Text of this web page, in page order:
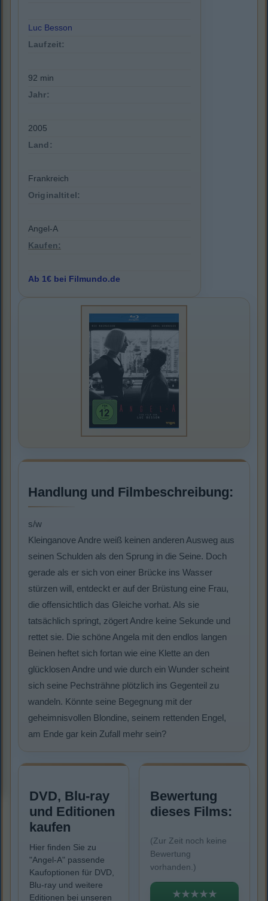
Luc Besson
Laufzeit:
92 min
Jahr:
2005
Land:
Frankreich
Originaltitel:
Angel-A
Kaufen:
Ab 1€ bei Filmundo.de
Handlung und Filmbeschreibung:
s/w
Kleinganove Andre weiß keinen anderen Ausweg aus
seinen Schulden als den Sprung in die Seine. Doch
gerade als er sich von einer Brücke ins Wasser
stürzen will, entdeckt er auf der Brüstung eine Frau,
die offensichtlich das Gleiche vorhat. Als sie
tatsächlich springt, zögert Andre keine Sekunde und
rettet sie. Die schöne Angela mit den endlos langen
Beinen heftet sich fortan wie eine Klette an den
glücklosen Andre und wie durch ein Wunder scheint
sich seine Pechsträhne plötzlich ins Gegenteil zu
wandeln. Könnte seine Begegnung mit der
geheimnisvollen Blondine, seinem rettenden Engel,
am Ende gar kein Zufall mehr sein?
DVD, Blu-ray
und Editionen
kaufen
Hier finden Sie zu
"Angel-A" passende
Kaufoptionen für DVD,
Blu-ray und weitere
Editionen bei unseren
Bewertung
dieses Films:
(Zur Zeit noch keine
Bewertung
vorhanden.)
★★★★★